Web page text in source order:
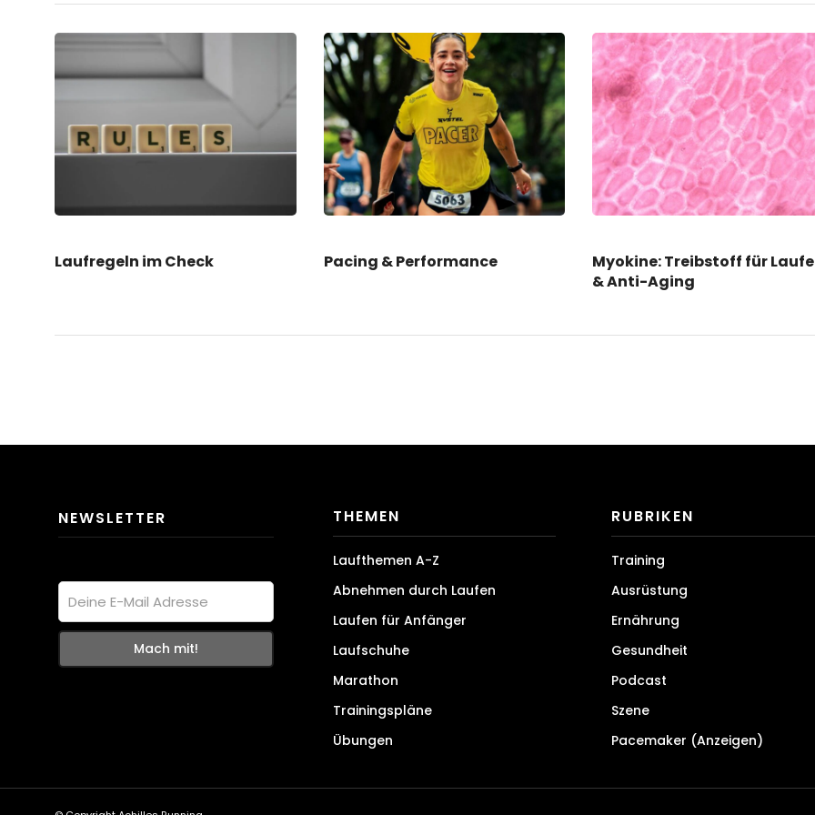
Laufregeln im Check Pacing & Performance
Myokine: Treibstoff für
& Anti-Aging
NEWSLETTER THEMEN
Laufthemen A-Z
Abnehmen durch Laufen
Laufen für Anfänger
Laufschuhe
Marathon
Trainingspläne
Übungen
RUBRIKEN
Training
Ausrüstung
Ernährung
Gesundheit
Podcast
Szene
Pacemaker (Anzeigen)